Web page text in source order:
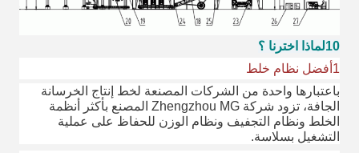
10لماذا اخترنا ؟
1أفضل نظام خلط
باعتبارها واحدة من الشركات المصنعة لخط إنتاج الخرسانة
الجافة، تزود شركة Zhengzhou MG المصنع بأكثر أنظمة
الخلط ونظام التجفيف ونظام الوزن للحفاظ على عملية
التشغيل بسلاسة.